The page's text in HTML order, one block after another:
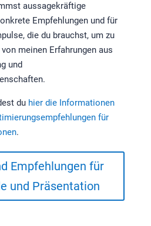
aussagekräftige
Empfehlungen und für
die du brauchst, um zu
meinen Erfahrungen aus
und
du hier die Informationen
für
.
Empfehlungen für
und Präsentation